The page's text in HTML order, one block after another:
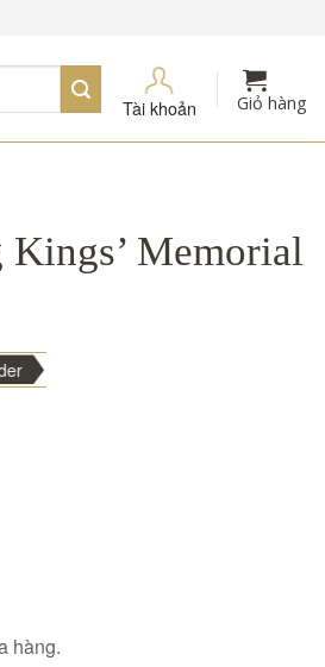
Tài khoản Giỏ hàng
Memorial
hàng.